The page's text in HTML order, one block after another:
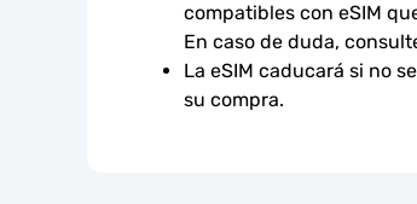
compatibles con eSIM
En caso de duda,
La eSIM caducará si no
su compra.